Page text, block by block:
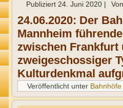
Publiziert 24. Juni 2020 | Von
24.06.2020: Der
Mannheim
zwischen Frankfurt
zweigeschossiger
Kulturdenkmal
Veröffentlicht unter Bahnhöfe